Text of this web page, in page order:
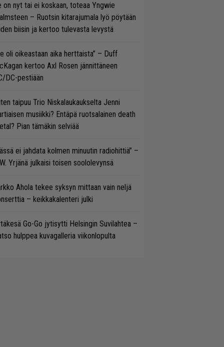
on nyt tai ei koskaan, toteaa Yngwie
– Ruotsin kitarajumala lyö pöytään
biisin ja kertoo tulevasta levystä
oli oikeastaan aika herttaista” – Duff
kertoo Axl Rosen jännittäneen
DC-pestiään
taipuu Trio Niskalaukaukselta Jenni
musiikki? Entäpä ruotsalainen death
Pian tämäkin selviää
ei jahdata kolmen minuutin radiohittiä” –
Yrjänä julkaisi toisen soololevynsä
Ahola tekee syksyn mittaan vain neljä
– keikkakalenteri julki
Go-Go jytisytti Helsingin Suvilahtea –
hulppea kuvagalleria viikonlopulta